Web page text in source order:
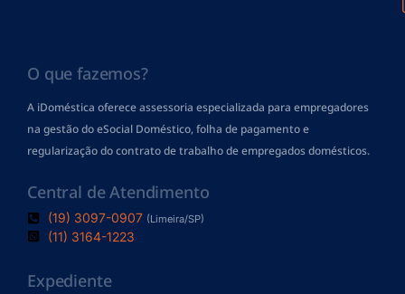
O que fazemos?
A iDoméstica oferece assessoria especializada para empregadores
na gestão do eSocial Doméstico, folha de pagamentoe
regularização do contrato de trabalho de empregados domésticos.
Central de Atendimento
(19) 3097-0907 (Limeira/SP)
(11) 3164-1223
Expediente